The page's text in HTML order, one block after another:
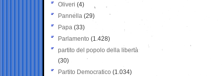
Oliveri (4)
Pannella (29)
Papa (33)
Parlamento (1.428)
partito del popolo della libertà
(30)
Partito Democratico (1.034)